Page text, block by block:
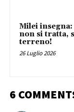
Milei
non si tratta,
terreno!
26 Luglio 2026
6